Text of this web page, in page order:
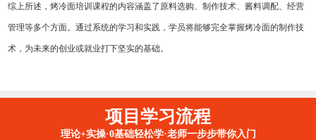
综上所述，烤冷面培训课程的内容涵盖了原料选购、制作技术、酱料调配、经营
管理等多个方面。通过系统的学习和实践，学员将能够完全掌握烤冷面的制作技
术，为未来的创业或就业打下坚实的基础。
项目学习流程
理论+实操·0基础轻松学·老师一步步带你入门